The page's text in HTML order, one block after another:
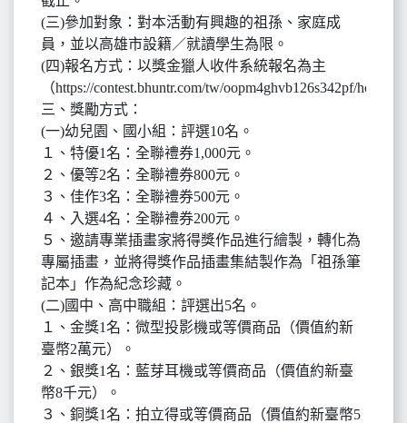
(三)參加對象：對本活動有興趣的祖孫、家庭成
員，並以高雄市設籍／就讀學生為限。
(四)報名方式：以獎金獵人收件系統報名為主
（https://contest.bhuntr.com/tw/oopm4ghvb126s342pf/home/
三、獎勵方式：
(一)幼兒園、國小組：評選10名。
１、特優1名：全聯禮券1,000元。
２、優等2名：全聯禮券800元。
３、佳作3名：全聯禮券500元。
４、入選4名：全聯禮券200元。
５、邀請專業插畫家將得獎作品進行繪製，轉化為
專屬插畫，並將得獎作品插畫集結製作為「祖孫筆
記本」作為紀念珍藏。
(二)國中、高中職組：評選出5名。
１、金獎1名：微型投影機或等價商品（價值約新
臺幣2萬元）。
２、銀獎1名：藍芽耳機或等價商品（價值約新臺
幣8千元）。
３、銅獎1名：拍立得或等價商品（價值約新臺幣5